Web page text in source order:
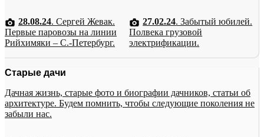
28.08.24. Сергей Жевак.
Первые паровозы на линии
Рийхимяки – С.-Петербург.
27.02.24. Забытый юбилей.
Полвека грузовой
электрификации.
Старые дачи
Дачная жизнь, старые фото и биографии дачников, статьи об
архитектуре. Будем помнить, чтобы следующие поколения не
забыли нас.